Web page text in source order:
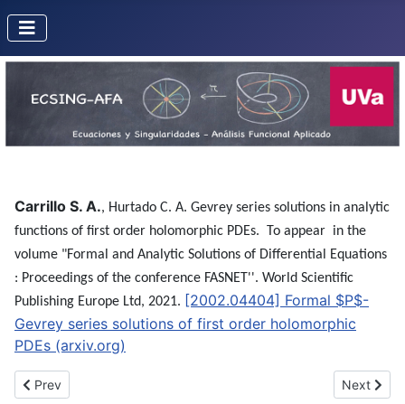
Carrillo S. A., Hurtado C. A. Gevrey series solutions in analytic
functions of first order holomorphic PDEs. To appear in the
volume "Formal and Analytic Solutions of Differential Equations
: Proceedings of the conference FASNET''. World Scientific
Publishing Europe Ltd, 2021. [2002.04404] Formal $P$-
Gevrey series solutions of first order holomorphic
PDEs (arxiv.org)
Previous article: Formal Gevrey solutions - in analytic germs -
Prev Next
Next